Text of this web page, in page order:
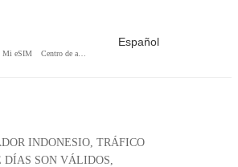
Mi eSIM
Español
INDONESIO, TRÁFICO
DÍAS SON VÁLIDOS,